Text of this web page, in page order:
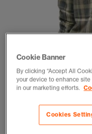
1
Cookie Banner
By clicking “Accept All
your device to enhance site
in our marketing efforts.
Cookies